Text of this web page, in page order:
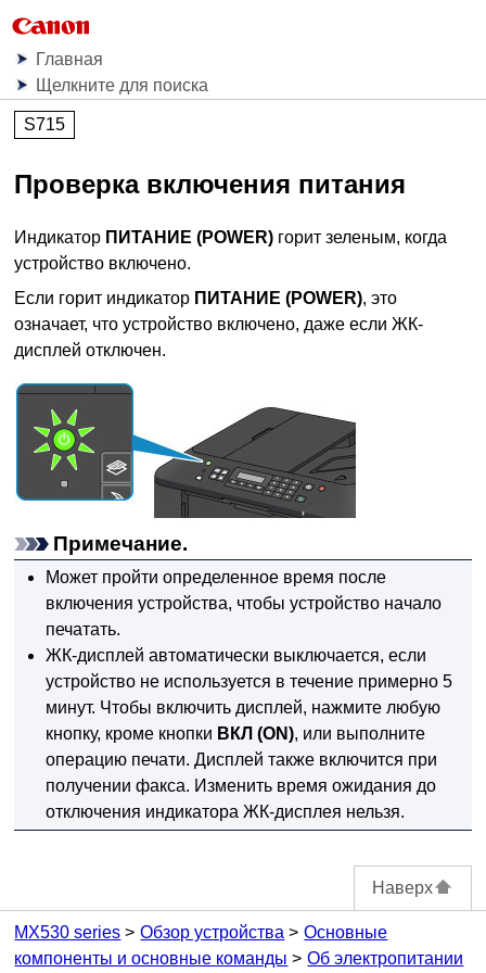
Главная
Щелкните для поиска
S715
Проверка включения питания
Индикатор ПИТАНИЕ (POWER) горит зеленым, когда
устройство включено.
Если горит индикатор ПИТАНИЕ (POWER), это
означает, чтоустройство включено, даже еслиЖК-
дисплей отключен.
Примечание.
Может пройти определенное время после
включенияустройства, чтобыустройство начало
печатать.
ЖК-дисплей автоматически выключается, если
устройство не используется в течение примерно 5
минут. Чтобы включить дисплей, нажмите любую
кнопку, кроме кнопки ВКЛ (ON), или выполните
операцию печати. Дисплей также включится при
получении факса. Изменить время ожидания до
отключения индикатораЖК-дисплея нельзя.
Наверх
MX530 series Обзор устройства
Основные
компоненты и основные команды
Об электропитании